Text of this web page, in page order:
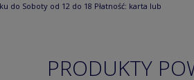
do Soboty od 12 do 18 Płatność: karta lub
PRODUKTY